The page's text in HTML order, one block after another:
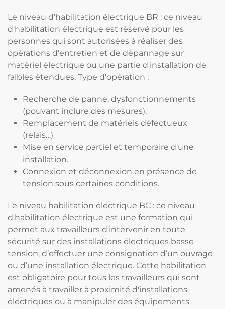
Le niveau d’habilitation électrique BR : ce niveau
d'habilitation électrique est réservé pour les
personnes qui sont autorisées à réaliser des
opérations d'entretien et de dépannage sur
matériel électrique ou une partie d'installation de
faibles étendues. Type d'opération :
Recherche de panne, dysfonctionnements
(pouvant inclure des mesures).
Remplacement de matériels défectueux
(relais…)
Mise en service partiel et temporaire d'une
installation.
Connexion et déconnexion en présence de
tension sous certaines conditions.
Le niveau habilitation électrique BC : ce niveau
d'habilitation électrique est une formation qui
permet aux travailleurs d'intervenir en toute
sécurité sur des installations électriques basse
tension, d’effectuer une consignation d’un ouvrage
ou d’une installation électrique. Cette habilitation
est obligatoire pour tous les travailleurs qui sont
amenés à travailler à proximité d'installations
électriques ou à manipuler des équipements